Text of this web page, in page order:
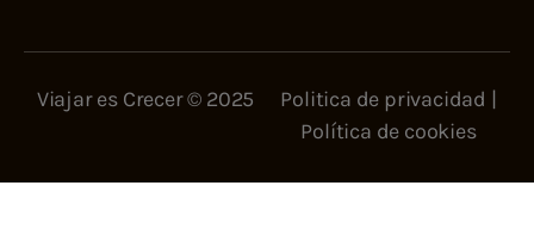
Viajar es Crecer © 2025 Politica de privacidad |
Política de cookies